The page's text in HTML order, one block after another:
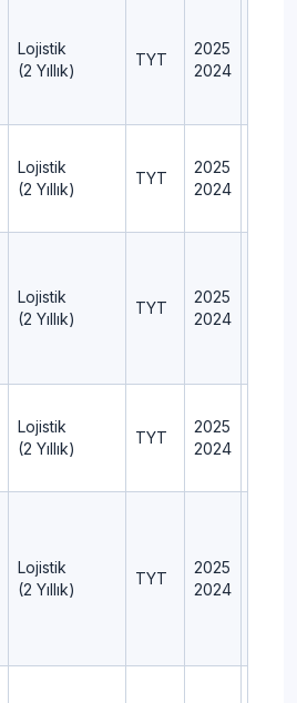
Lojistik
(2 Yıllık)
TYT
2025
2024
Lojistik
(2 Yıllık)
TYT
2025
2024
Lojistik
(2 Yıllık)
TYT
2025
2024
Lojistik
(2 Yıllık)
TYT
2025
2024
Lojistik
(2 Yıllık)
TYT
2025
2024